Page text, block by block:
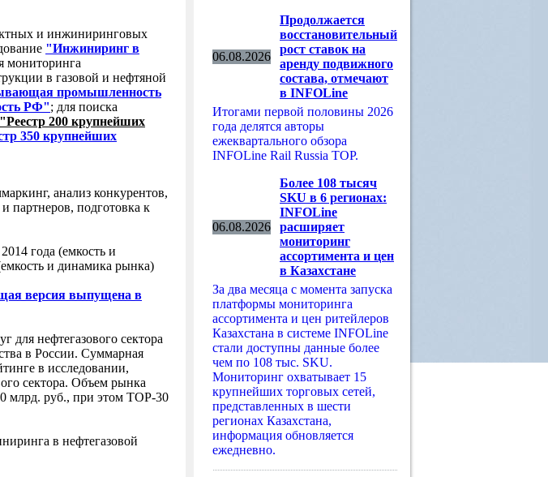
и инжиниринговых
"Инжиниринг в
мониторинга
в газовой и нефтяной
промышленность
РФ"; для поиска
"Реестр 200 крупнейших
350 крупнейших
анализ конкурентов,
партнеров, подготовка к
года (емкость и
и динамика рынка)
версия выпущена в
для нефтегазового сектора
в России. Суммарная
в исследовании,
сектора. Объем рынка
млрд. руб., при этом TOP-30
в нефтегазовой
06.08.2026
Продолжается
восстановительный
рост ставок на
аренду подвижного
состава, отмечают
в INFOLine
Итогами первой половины 2026
года делятся авторы
ежеквартального обзора
INFOLine Rail Russia TOP.
06.08.2026
Более 108 тысяч
SKU в 6 регионах:
INFOLine
расширяет
мониторинг
ассортимента и цен
в Казахстане
За два месяца с момента запуска
платформы мониторинга
ассортимента и цен ритейлеров
Казахстана в системе INFOLine
стали доступны данные более
чем по 108 тыс. SKU.
Мониторинг охватывает 15
крупнейших торговых сетей,
представленных в шести
регионах Казахстана,
информация обновляется
ежедневно.